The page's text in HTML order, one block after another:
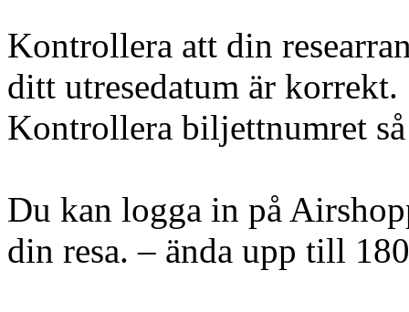
Kontrollera att din
ditt utresedatum är korrekt.
Kontrollera biljettnumret
Du kan logga in på
din resa. – ända upp till